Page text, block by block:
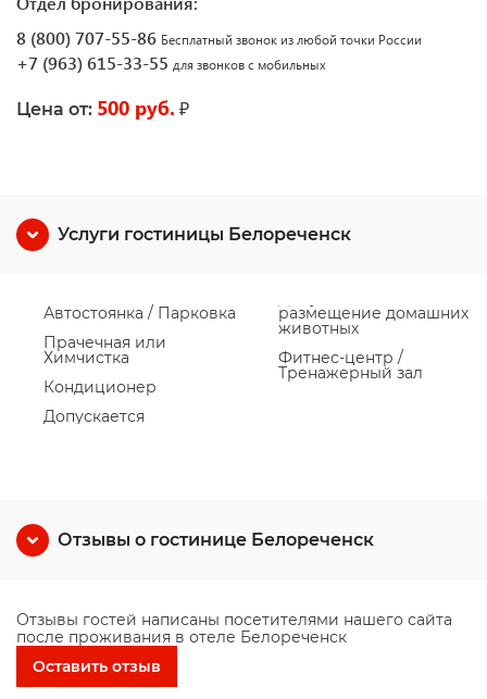
8 (800) 707-55-86 Бесплатный звонок из любой точки России
+7 (963) 615-33-55 для звонков с мобильных
Цена от: 500 руб. ₽
Услуги гостиницы Белореченск
Автостоянка / Парковка
Прачечная или
Химчистка
Кондиционер
Допускается
размещение домашних
животных
Фитнес-центр /
Тренажерный зал
Отзывы о гостинице Белореченск
Отзывы гостей написаны посетителями нашего сайта
после проживания в отеле Белореченск
Оставить отзыв